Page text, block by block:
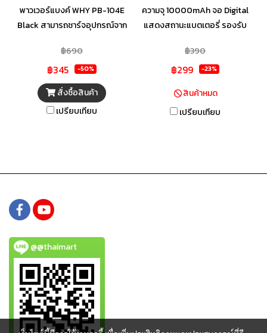
พาวเวอร์แบงค์ WHY PB-104E
Black สามารถชาร์จอุปกรณ์จาก
แบตเตอรี่ใช้งานกับ อุปกรณ์อื่น
พร้อมสายชาร์จในตัวเครื่อง
จำนวน 3 เส้น สาย Type-C, Micro
USB, Lightning ทำให้คุณสามารถ
ชาร์จพลังงานอุปกรณ์ได้พร้อมกัน
฿690
฿345 -50%
สั่งซื้อสินค้า
เปรียบเทียบ
ความจุ 10000mAh จอ Digital
แสดงสถานะแบตเตอรี่ รองรับ
฿390
฿299 -23%
สินค้าหมด
เปรียบเทียบ
@@thaimart